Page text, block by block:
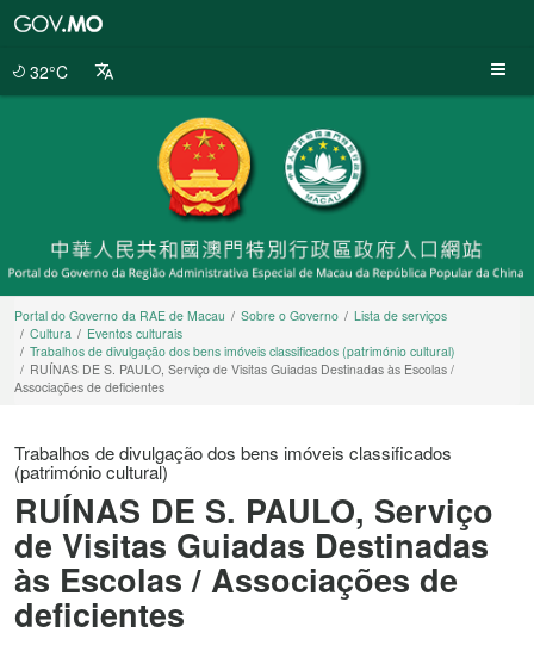
32°C
Portal do Governo da RAE de Macau Sobre o Governo
Lista de serviços
Cultura
Eventos culturais
Trabalhos de divulgação dos bens imóveis classificados (património cultural)
RUÍNAS DE S. PAULO, Serviço de Visitas Guiadas Destinadas às Escolas /
Associações de deficientes
Trabalhos de divulgação dos bens imóveis classificados
(património cultural)
RUÍNAS DE S. PAULO, Serviço
de Visitas Guiadas Destinadas
às Escolas / Associações de
deficientes